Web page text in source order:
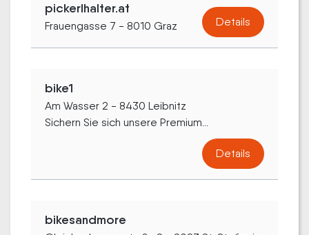
pickerlhalter.at
Frauengasse 7 - 8010 Graz Details
bike1
Am Wasser 2 - 8430 Leibnitz
Sichern Sie sich unsere Premium...
Details
bikesandmore